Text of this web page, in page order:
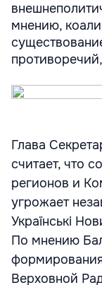
мнению,
Глава
считает, что
регионов и
угрожает
Українські
По мнению
Верховной